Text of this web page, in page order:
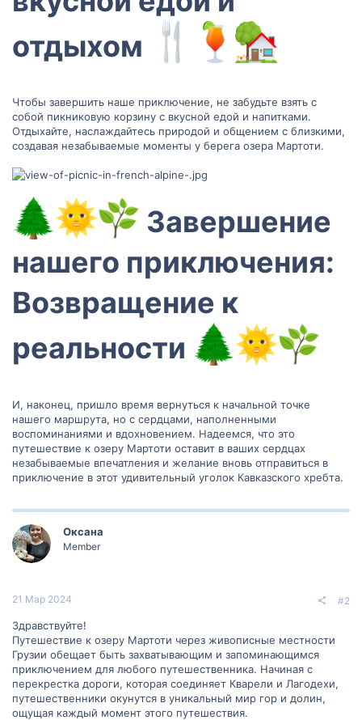
отдыхом
Чтобы завершить наше приключение, не забудьте взять с
собой пикниковую корзину с вкусной едой и напитками.
Отдыхайте, наслаждайтесь природой и общением с близкими,
создавая незабываемые моменты у берега озера Мартоти.
Завершение
нашего приключения:
Возвращение к
реальности
И, наконец, пришло время вернуться к начальной точке
нашего маршрута, но с сердцами, наполненными
воспоминаниями и вдохновением. Надеемся, что это
путешествие к озеру Мартоти оставит в ваших сердцах
незабываемые впечатления и желание вновь отправиться в
приключение в этот удивительный уголок Кавказского хребта.
Оксана
Member
21 Мар 2024 #2
Здравствуйте!
Путешествие к озеру Мартоти через живописные местности
Грузии обещает быть захватывающим и запоминающимся
приключением для любого путешественника. Начиная с
перекрестка дороги, которая соединяет Кварели и Лагодехи,
путешественники окунутся в уникальный мир гор и долин,
ощущая каждый момент этого путешествия.